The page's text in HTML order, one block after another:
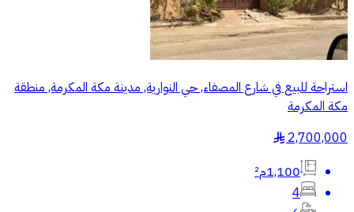
استراحة للبيع في شارع المصفاء, حي النوارية, مدينة مكة المكرمة, منطقة
مكة المكرمة
2,700,000
§
1,100م²
4